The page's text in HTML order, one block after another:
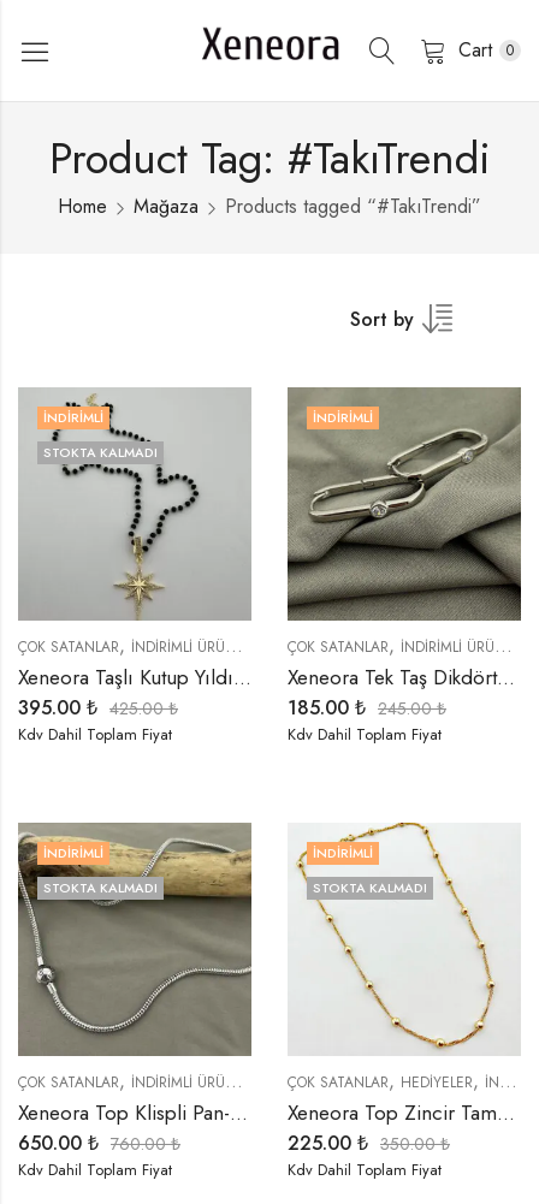
Cart 0
Product Tag: #TakıTrendi
Home Mağaza Products tagged “#TakıTrendi”
Sort by
İNDIRIMLI
STOKTA KALMADI
ÇOK SATANLAR, İNDIRIMLI ÜRÜNLER KOLYELER,ÖZEL SERİLER,TREND
Xeneora Taşlı Kutup Yıldızı Boncuklu Kolye
395.00 ₺ 425.00₺
Kdv Dahil Toplam Fiyat
İNDIRIMLI
ÇOK SATANLAR, İNDIRIMLI ÜRÜNLER
Xeneora Tek Taş Dikdörtgen Küpe
185.00 ₺ 245.00₺
Kdv Dahil Toplam Fiyat
İNDIRIMLI
STOKTA KALMADI
ÇOK SATANLAR, İNDIRIMLI ÜRÜNLER KOLYELER,TREND ÜRÜNLER
Xeneora Top Klispli Pan-Dora Kolye
650.00 ₺ 760.00₺
Kdv Dahil Toplam Fiyat
İNDIRIMLI
STOKTA KALMADI
ÇOK SATANLAR, HEDIYELER, İNDIRIMLI ÜRÜNLER
Xeneora Top Zincir Tamamlayıcı Kolye
225.00 ₺ 350.00₺
Kdv Dahil Toplam Fiyat